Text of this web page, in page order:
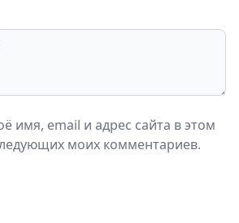
имя, email и адрес сайта в этом
моих комментариев.